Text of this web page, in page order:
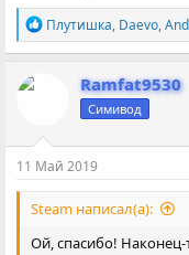
Р
е
а
:
Плутишка, Daevo,
Ramfat9530
Симивод
11 Май 2019
Steam написал(а):
Ой, спасибо! Наконец-